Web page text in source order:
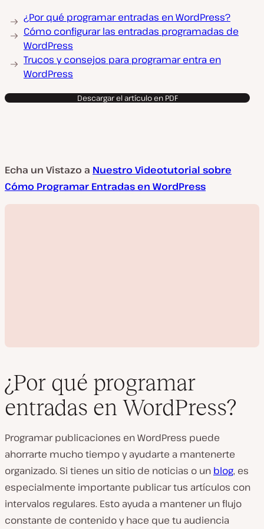
¿Por qué programar entradas en WordPress?
Cómo configurar las entradas programadas de
WordPress
Trucos y consejos para programar entra en
WordPress
Descargar el artículo en PDF
Echa un Vistazo a Nuestro Videotutorial sobre
Cómo Programar Entradas en WordPress
p
o
d
u
c
i
r
í
¿Por qué programar
entradas en WordPress?
Programar publicaciones en WordPress puede
ahorrarte mucho tiempo y ayudarte a mantenerte
organizado. Si tienes un sitio de noticias o un blog, es
especialmente importante publicar tus artículos con
intervalos regulares. Esto ayuda a mantener un flujo
constante de contenido y hace que tu audiencia